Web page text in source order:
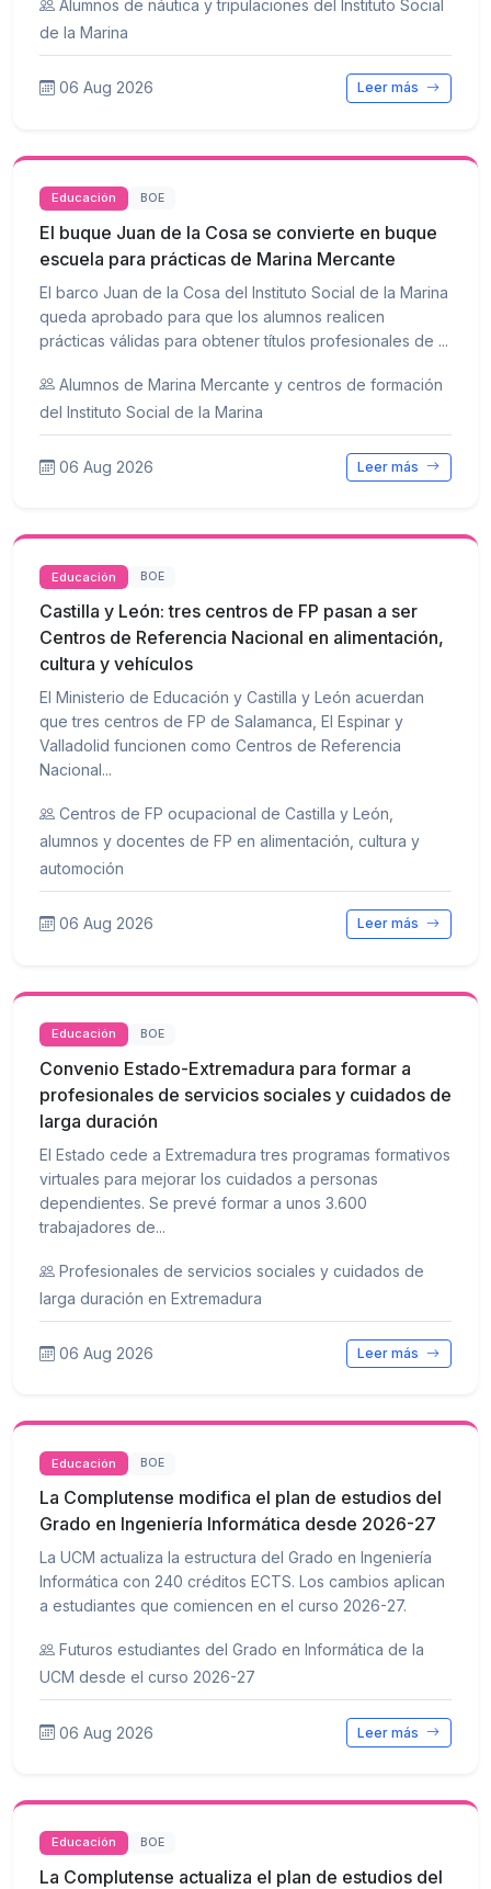
Alumnos de náutica y tripulaciones del Instituto Social
de la Marina
06 Aug 2026 Leer más
Educación BOE
El buque Juan de la Cosa se convierte en buque
escuela para prácticas de Marina Mercante
El barco Juan de la Cosa del Instituto Social de la Marina
queda aprobado para que los alumnos realicen
prácticas válidas para obtener títulos profesionales de ...
Alumnos de Marina Mercante y centros de formación
del Instituto Social de la Marina
06 Aug 2026 Leer más
Educación BOE
Castilla y León: tres centros de FP pasan a ser
Centros de Referencia Nacional en alimentación,
cultura y vehículos
El Ministerio de Educación y Castilla y León acuerdan
que tres centros de FP de Salamanca, El Espinar y
Valladolid funcionen como Centros de Referencia
Nacional...
Centros de FP ocupacional de Castilla y León,
alumnos y docentes de FP en alimentación, cultura y
automoción
06 Aug 2026 Leer más
Educación BOE
Convenio Estado-Extremadura para formar a
profesionales de servicios sociales y cuidados de
larga duración
El Estado cede a Extremadura tres programas formativos
virtuales para mejorar los cuidados a personas
dependientes. Se prevé formar a unos 3.600
trabajadores de...
Profesionales de servicios sociales y cuidados de
larga duración en Extremadura
06 Aug 2026 Leer más
Educación BOE
La Complutense modifica el plan de estudios del
Grado en Ingeniería Informática desde 2026-27
La UCM actualiza la estructura del Grado en Ingeniería
Informática con 240 créditos ECTS. Los cambios aplican
a estudiantes que comiencen en el curso 2026-27.
Futuros estudiantes del Grado en Informática de la
UCM desde el curso 2026-27
06 Aug 2026 Leer más
Educación BOE
La Complutense actualiza el plan de estudios del